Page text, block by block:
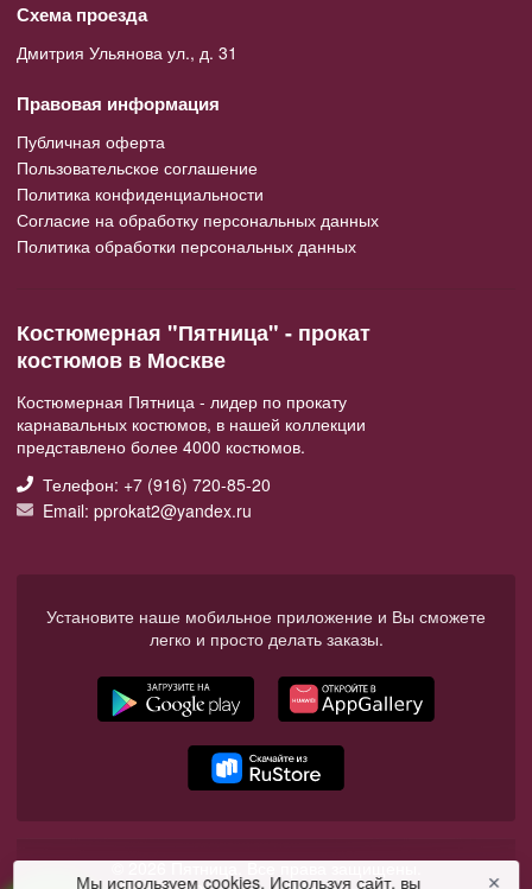
Схема проезда
Дмитрия Ульянова ул., д. 31
Правовая информация
Публичная оферта
Пользовательское соглашение
Политика конфиденциальности
Согласие на обработку персональных данных
Политика обработки персональных данных
Костюмерная "Пятница" - прокат
костюмов в Москве
Костюмерная Пятница - лидер по прокату
карнавальных костюмов, в нашей коллекции
представлено более 4000 костюмов.
Телефон: +7 (916) 720-85-20
Email: pprokat2@yandex.ru
Установите наше мобильное приложение и Вы сможете
легко и просто делать заказы.
© 2026 Пятница. Все права защищены.
Мы используем cookies. Используя сайт, вы ✕